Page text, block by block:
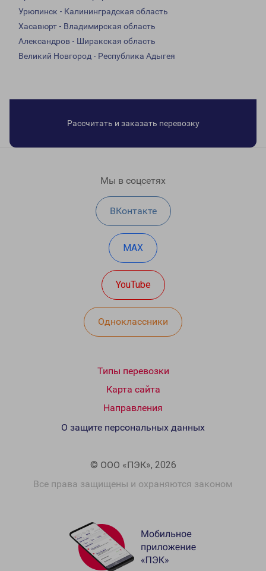
Урюпинск - Калининградская область
Хасавюрт - Владимирская область
Александров - Ширакская область
Великий Новгород - Республика Адыгея
Рассчитать и заказать перевозку
Мы в соцсетях
ВКонтакте
MAX
YouTube
Одноклассники
Типы перевозки
Карта сайта
Направления
© ООО «ПЭК», 2026
Все права защищены и охраняются законом
О защите персональных данных